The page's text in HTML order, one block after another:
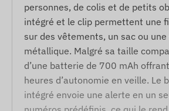
personnes, de colis et de petits
intégré et le clip permettent une
sur des vêtements, un sac ou une
métallique. Malgré sa taille
d’une batterie de 700 mAh
heures d’autonomie en veille. Le
intégré envoie une alerte en un